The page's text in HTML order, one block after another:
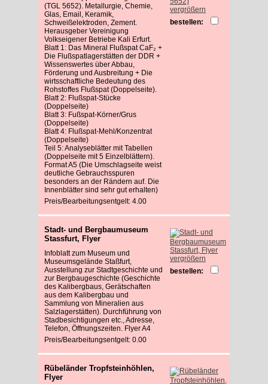
(TGL 5652). Metallurgie, Chemie,
Glas, Email, Keramik,
Schweißelektroden, Zement.
Herausgeber Vereinigung
Volkseigener Betriebe Kali Erfurt.
Blatt 1: Das Mineral Flußspat CaF₂ +
Die Flußspatlagerstätten der DDR +
Wissenswertes über Abbau,
Förderung und Ausbreitung + Die
wirtsschaftliche Bedeutung des
Rohstoffes Flußspat (Doppelseite).
Blatt 2: Flußspat-Stücke
(Doppelseite)
Blatt 3: Fußspat-Körner/Grus
(Doppelseite)
Blatt 4: Flußspat-Mehl/Konzentrat
(Doppelseite)
Teil 5: Analyseblätter mit Tabellen
(Doppelseite mit 5 Einzelblättern).
Format A5 (Die Umschlagseite weist
deutliche Gebrauchsspuren
besonders an der Rändern auf. Die
Innenblätter sind sehr gut erhalten)
Preis/Bearbeitungsentgelt: 4.00
vergrößern
bestellen:
Stadt- und Bergbaumuseum
Stassfurt, Flyer
Infoblatt zum Museum und
Museumsgelände Staßfurt,
Ausstellung zur Stadtgeschichte und
zur Bergbaugeschichte (Geschichte
des Kalibergbaus, Gerätschaften
aus dem Kalibergbau und
Sammlung von Mineralien aus
Salzlagerstätten). Durchführung von
Stadbesichtigungen etc., Adresse,
Telefon, Öffnungszeiten. Flyer A4
Preis/Bearbeitungsentgelt: 0.00
vergrößern
bestellen:
Rübeländer Tropfsteinhöhlen,
Flyer